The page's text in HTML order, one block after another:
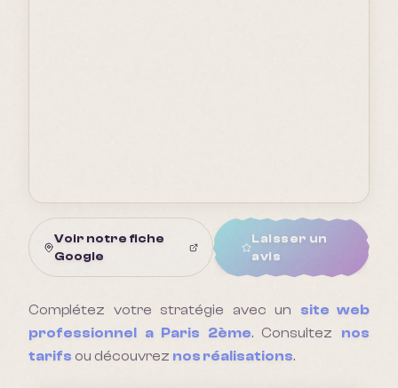
Voir notre fiche
Google
Laisser un
avis
Complétez votre stratégie avec un site web
professionnel a Paris 2ème. Consultez nos
tarifs ou découvrez nos réalisations.